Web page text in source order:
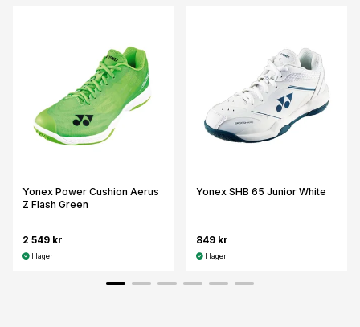
Yonex Power Cushion Aerus
Z Flash Green
2 549 kr
I lager
Yonex SHB 65 Junior White
849 kr
I lager